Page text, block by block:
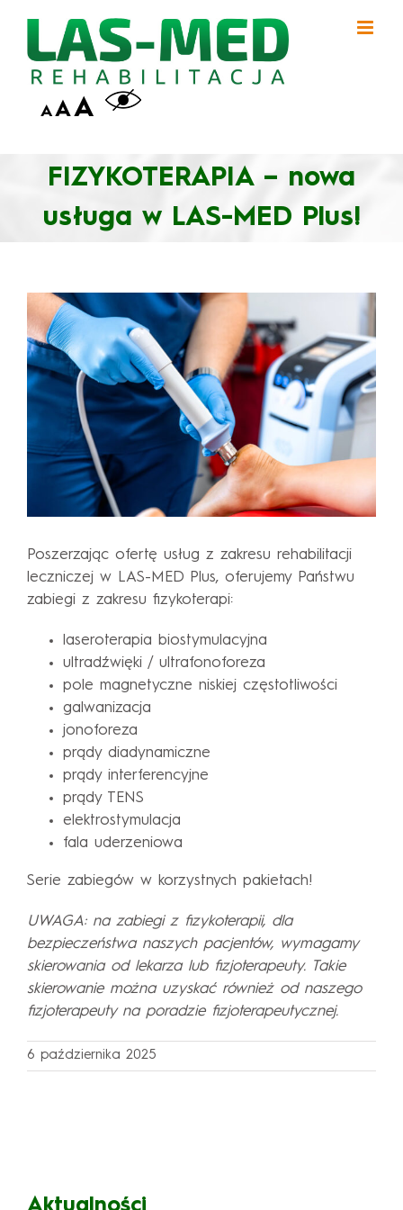
zawartości
AAA
FIZYKOTERAPIA – nowa
usługa w LAS-MED Plus!
Pokaż
większy
obrazek
Poszerzając ofertę usług z zakresu rehabilitacji
leczniczej w LAS-MED Plus, oferujemy Państwu
zabiegi z zakresu fizykoterapi:
laseroterapia biostymulacyjna
ultradźwięki / ultrafonoforeza
pole magnetyczne niskiej częstotliwości
galwanizacja
jonoforeza
prądy diadynamiczne
prądy interferencyjne
prądy TENS
elektrostymulacja
fala uderzeniowa
Serie zabiegów w korzystnych pakietach!
UWAGA: na zabiegi z fizykoterapii, dla
bezpieczeństwa naszych pacjentów, wymagamy
skierowania od lekarza lub fizjoterapeuty. Takie
skierowanie można uzyskać również od naszego
fizjoterapeuty na poradzie fizjoterapeutycznej.
6 października 2025